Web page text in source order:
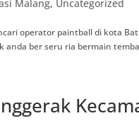
Malang, Uncategorized
operator paintball di kota
anda ber seru ria bermain